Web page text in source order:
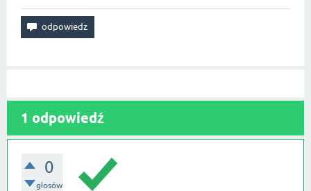
1 odpowiedź
0
głosów